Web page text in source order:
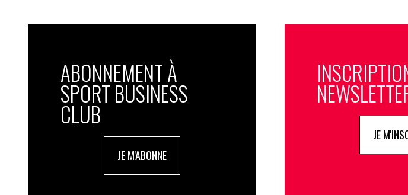
ABONNEMENT À
SPORT BUSINESS
CLUB
JE M'ABONNE
JE